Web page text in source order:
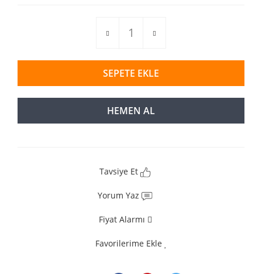
SEPETE EKLE
HEMEN AL
Tavsiye Et
Yorum Yaz
Fiyat Alarmı
Favorilerime Ekle